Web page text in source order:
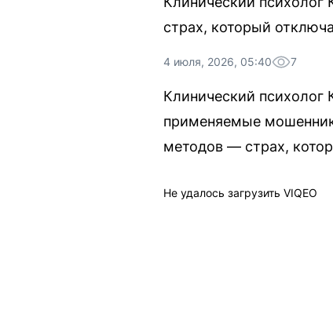
страх, который
4 июля, 2026, 05:40 7
Клинический психолог
применяемые
методов — страх,
Не удалось загрузить VIQEO